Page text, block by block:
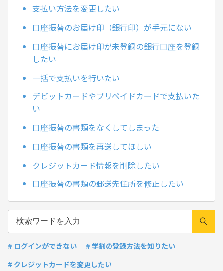
支払い方法を変更したい
口座振替のお届け印（銀行印）が手元にない
口座振替にお届け印が未登録の銀行口座を登録
したい
一括で支払いを行いたい
デビットカードやプリペイドカードで支払いた
い
口座振替の書類をなくしてしまった
口座振替の書類を再送してほしい
クレジットカード情報を削除したい
口座振替の書類の郵送先住所を修正したい
# ログインができない
# 学割の登録方法を知りたい
# クレジットカードを変更したい